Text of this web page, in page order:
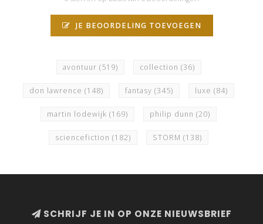
JE BEOORDELING TOEVOEGEN
avontuur (519) collection (36)
don lawrence (148) fantasy (345) luxe (84)
martin lodewijk (169) philip dunn (20)
sciencefiction (182) STORM (138)
SCHRIJF JE IN OP ONZE NIEUWSBRIEF